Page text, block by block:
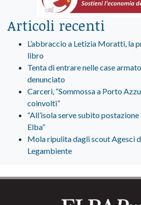
Articoli recenti
L’abbraccio a Letizia Moratti, la
libro
Tenta di entrare nelle case
denunciato
Carceri, “Sommossa a Porto
coinvolti”
“All’isola serve subito
Elba”
Mola ripulita dagli scout Agesci
Legambiente